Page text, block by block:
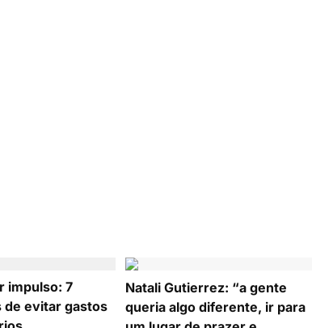
impulso: 7
de evitar gastos
Natali Gutierrez: “a gente
queria algo diferente, ir para